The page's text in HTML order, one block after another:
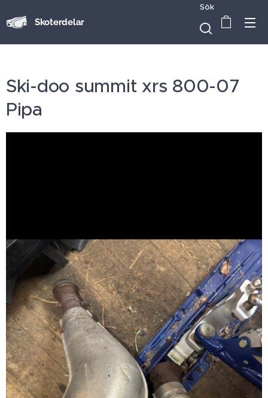
Skoterdelar
Sök
Ski-doo summit xrs 800-07
Pipa